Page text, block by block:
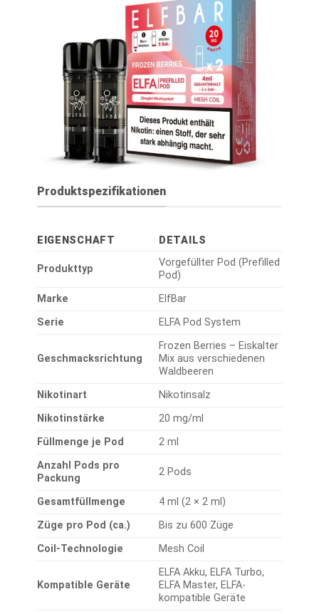
Produktspezifikationen
EIGENSCHAFT DETAILS
Produkttyp
Vorgefüllter Pod (Prefilled
Pod)
Marke
ElfBar
Serie
ELFA Pod System
Geschmacksrichtung
Frozen Berries – Eiskalter
Mix aus verschiedenen
Waldbeeren
Nikotinart
Nikotinsalz
Nikotinstärke
20 mg/ml
Füllmenge je Pod
2 ml
Anzahl Pods pro
Packung
2 Pods
Gesamtfüllmenge
4 ml (2 × 2 ml)
Züge pro Pod (ca.)
Bis zu 600 Züge
Coil-Technologie
Mesh Coil
Kompatible Geräte
ELFA Akku, ELFA Turbo,
ELFA Master, ELFA-
kompatible Geräte